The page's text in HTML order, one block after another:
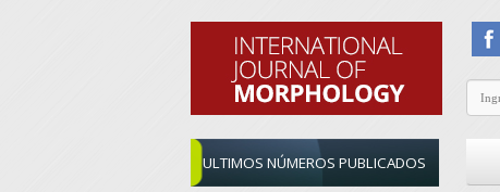
ULTIMOS NÚMEROS PUBLICADOS